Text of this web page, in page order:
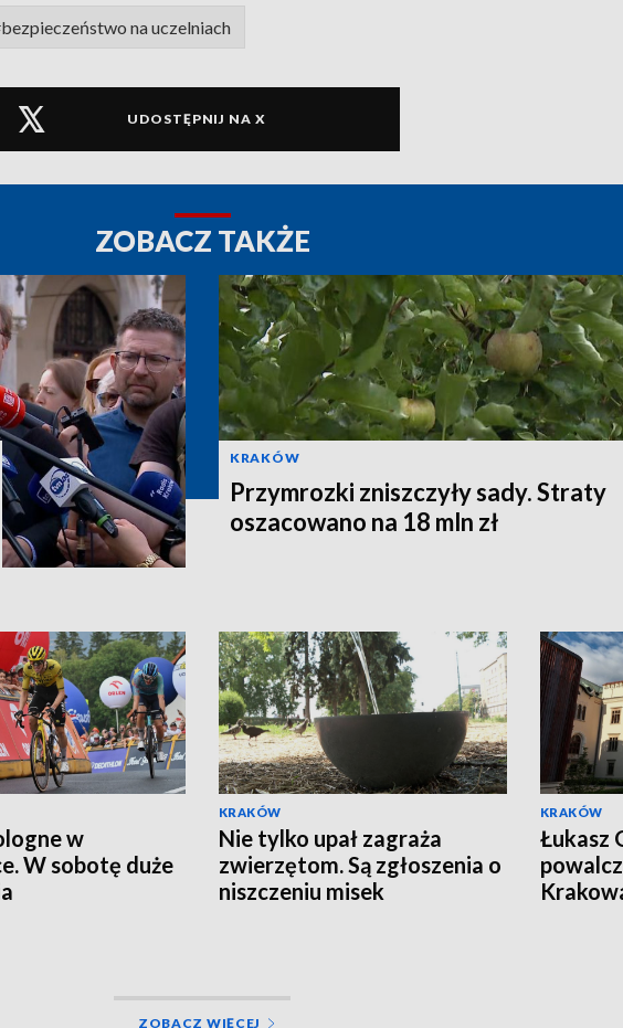
na uczelniach
UDOSTĘPNIJ NA X
ZOBACZ TAKŻE
KRAKÓW
Przymrozki zniszczyły sady. Straty
oszacowano na 18 mln zł
w
W sobotę duże
KRAKÓW
Nie tylko upał zagraża
zwierzętom. Są zgłoszenia o
niszczeniu misek
KRAKÓW
Łukasz
ZOBACZ WIĘCEJ